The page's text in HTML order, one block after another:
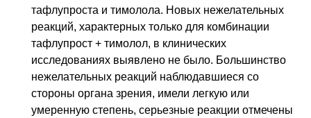
тафлупроста и тимолола. Новых нежелательных
реакций, характерных только для комбинации
тафлупрост + тимолол, в клинических
исследованиях выявлено не было. Большинство
нежелательных реакций наблюдавшиеся со
стороны органа зрения, имели легкую или
умеренную степень, серьезные реакции отмечены